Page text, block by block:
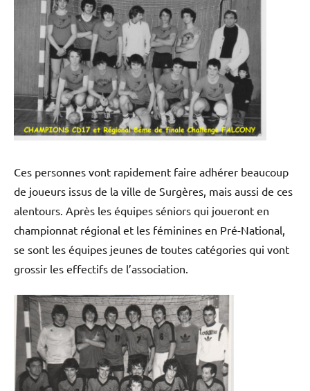
Ces personnes vont rapidement faire adhérer beaucoup
de joueurs issus de la ville de Surgères, mais aussi de ces
alentours. Après les équipes séniors qui joueront en
championnat régional et les féminines en Pré-National,
se sont les équipes jeunes de toutes catégories qui vont
grossir les effectifs de l’association.